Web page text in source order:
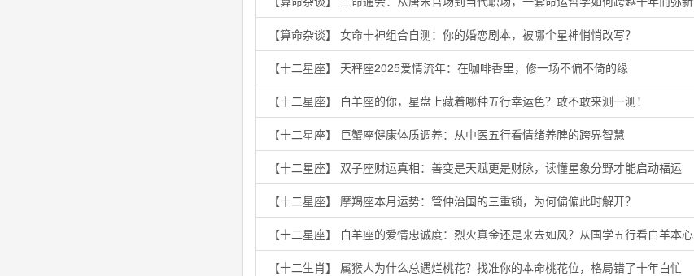
【算命杂谈】 女命十神组合自测：你的婚恋剧本，被哪个星神悄悄改写？
【十二星座】 天秤座2025爱情流年：在咖啡香里，修一场不偏不倚的缘
【十二星座】 白羊座的你，星盘上藏着哪种五行幸运色？敢不敢来测一测！
【十二星座】 巨蟹座健康体质调养：从中医五行看情绪养脾的跨界智慧
【十二星座】 双子座财运真相：善变是天赋更是财脉，读懂星象分野才能启动福运
【十二星座】 摩羯座本月运势：管仲治国的三重锁，为何偏偏此时解开？
【十二星座】 白羊座的爱情忠诚度：烈火真金还是来去如风？从国学五行看白羊本心
【十二生肖】 属猴人为什么总遇烂桃花？找准你的本命桃花位，格局错了十年白忙